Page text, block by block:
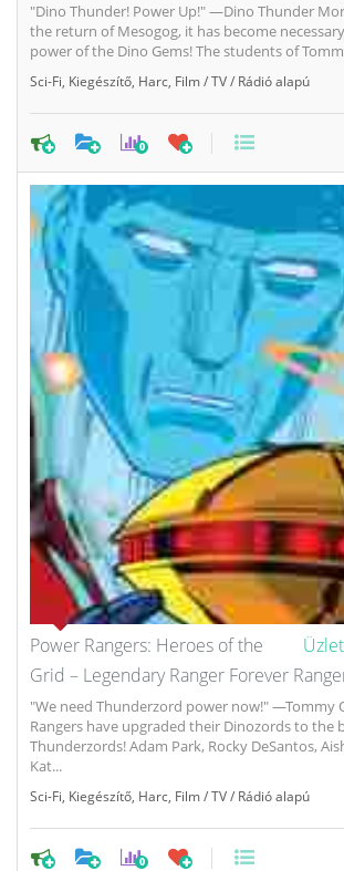
"Dino Thunder! Power Up!" —Dino Thunder
the return of Mesogog, it has become
power of the Dino Gems! The students of
Sci-Fi Kiegészítő Harc Film / TV / Rádió alapú
0
Power Rangers: Heroes of the
Grid – Legendary Ranger Forever
"We need Thunderzord power now!" —Tommy
Rangers have upgraded their Dinozords to the
Thunderzords! Adam Park, Rocky DeSantos,
Kat...
Sci-Fi Kiegészítő Harc Film / TV / Rádió alapú
0